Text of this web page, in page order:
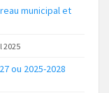
municipal et
2025
ou 2025-2028